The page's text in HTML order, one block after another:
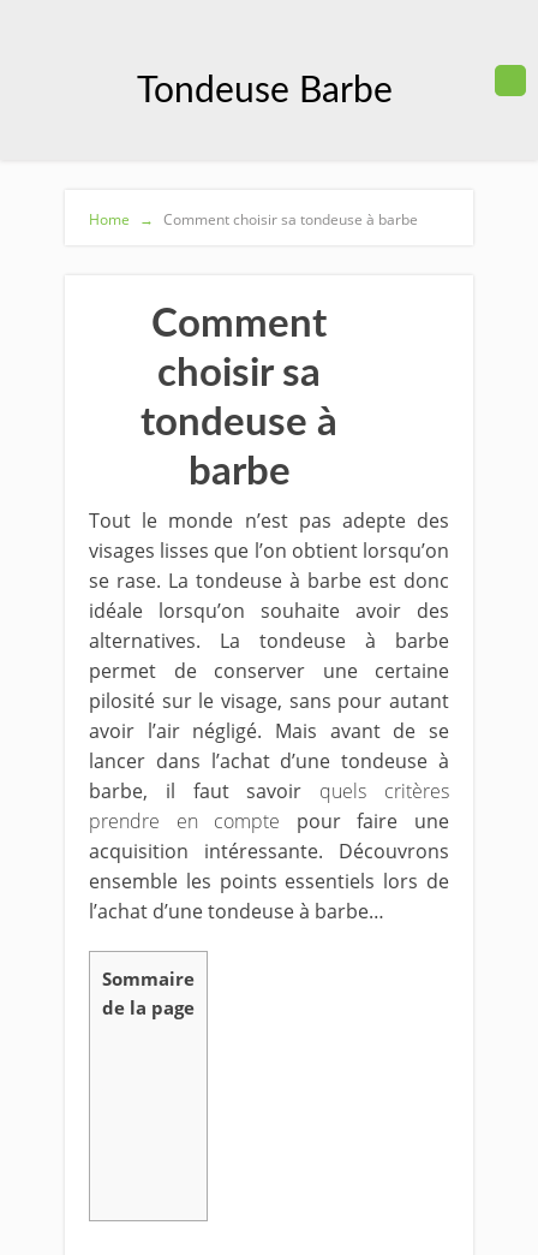
Tondeuse Barbe
Home → Comment choisir sa tondeuse à barbe
Comment
choisir sa
tondeuse à
barbe
Tout le monde n’est pas adepte des
visages lisses que l’on obtient lorsqu’on
se rase. La tondeuse à barbe est donc
idéale lorsqu’on souhaite avoir des
alternatives. La tondeuse à barbe
permet de conserver une certaine
pilosité sur le visage, sans pour autant
avoir l’air négligé. Mais avant de se
lancer dans l’achat d’une tondeuse à
barbe, il faut savoir quels critères
prendre en compte pour faire une
acquisition intéressante. Découvrons
ensemble les points essentiels lors de
l’achat d’une tondeuse à barbe…
Sommaire
de la page